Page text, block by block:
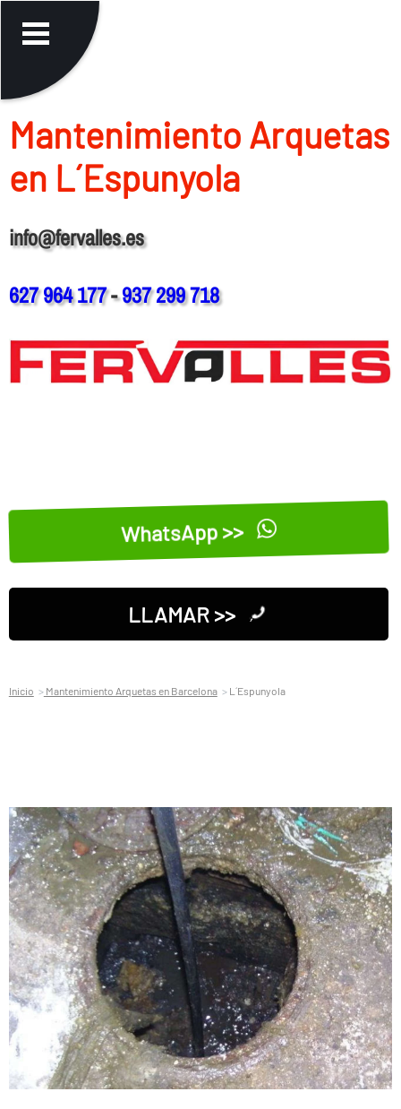
Mantenimiento Arquetas
en L´Espunyola
info@fervalles.es
627 964 177-937 299 718
WhatsApp >>
LLAMAR >>
Inicio Mantenimiento Arquetas en Barcelona L´Espunyola